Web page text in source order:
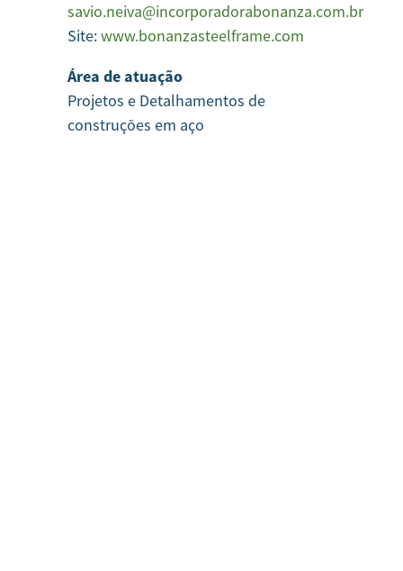
savio.neiva@incorporadorabonanza.com.br
Site:www.bonanzasteelframe.com
Área de atuação
Projetos e Detalhamentos de
construções em aço